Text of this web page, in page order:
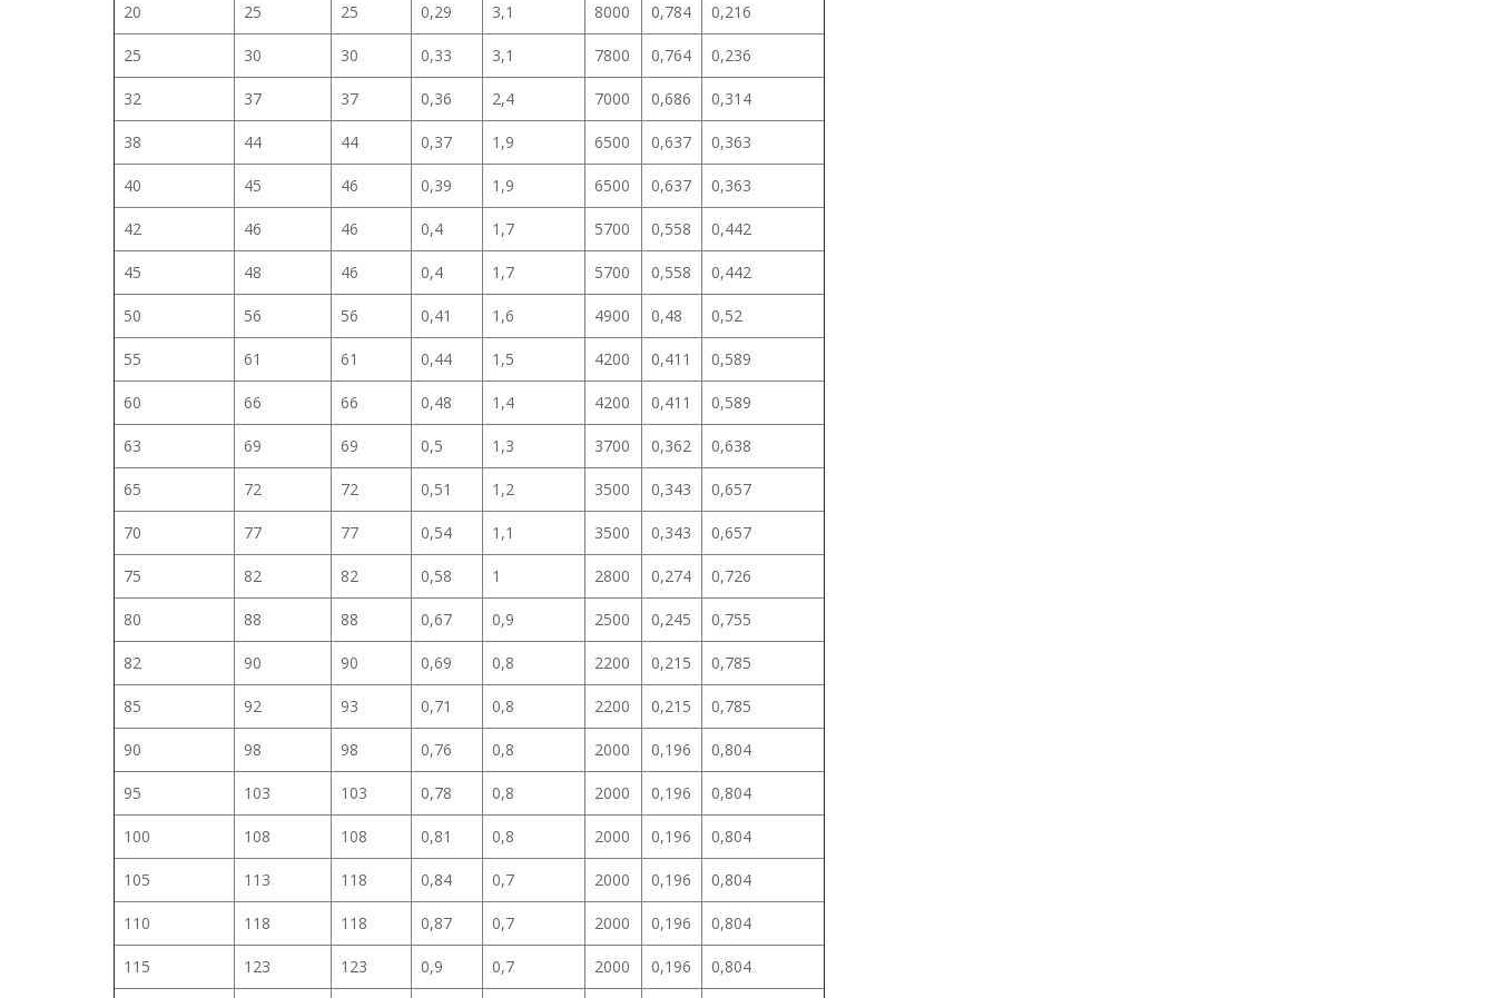
20 25 25 0,29 3,1 8000 0,784 0,216
25 30 30 0,33 3,1 7800 0,764 0,236
32 37 37 0,36 2,4 7000 0,686 0,314
38 44 44 0,37 1,9 6500 0,637 0,363
40 45 46 0,39 1,9 6500 0,637 0,363
42 46 46 0,4 1,7 5700 0,558 0,442
45 48 46 0,4 1,7 5700 0,558 0,442
50 56 56 0,41 1,6 4900 0,48 0,52
55 61 61 0,44 1,5 4200 0,411 0,589
60 66 66 0,48 1,4 4200 0,411 0,589
63 69 69 0,5 1,3 3700 0,362 0,638
65 72 72 0,51 1,2 3500 0,343 0,657
70 77 77 0,54 1,1 3500 0,343 0,657
75 82 82 0,58 1 2800 0,274 0,726
80 88 88 0,67 0,9 2500 0,245 0,755
82 90 90 0,69 0,8 2200 0,215 0,785
85 92 93 0,71 0,8 2200 0,215 0,785
90 98 98 0,76 0,8 2000 0,196 0,804
95 103 103 0,78 0,8 2000 0,196 0,804
100 108 108 0,81 0,8 2000 0,196 0,804
105 113 118 0,84 0,7 2000 0,196 0,804
110 118 118 0,87 0,7 2000 0,196 0,804
115 123 123 0,9 0,7 2000 0,196 0,804